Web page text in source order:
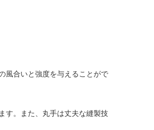
風合いと強度を与えることがで
す。また、丸手は丈夫な縫製技